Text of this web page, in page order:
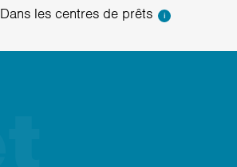
Dans les centres de prêts i